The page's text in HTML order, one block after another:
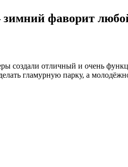
фаворит
создали отличный и очень
гламурную парку, а